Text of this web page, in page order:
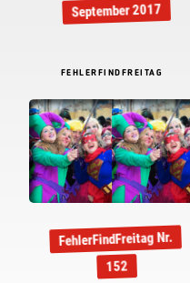
September 2017
FEHLERFINDFREITAG
FehlerFindFreitag Nr.
152